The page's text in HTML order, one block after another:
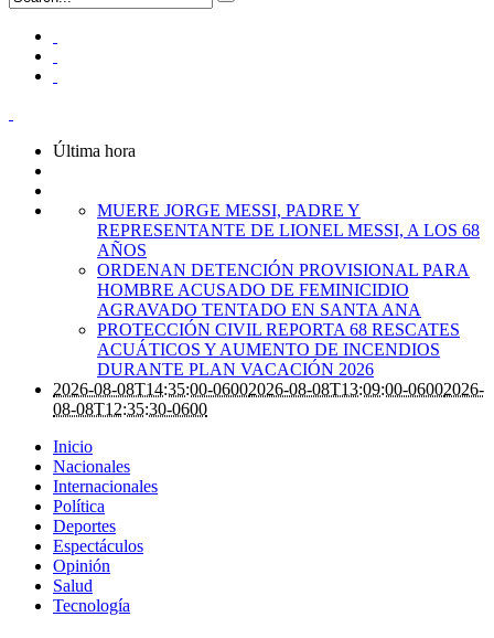
Última hora
MUERE JORGE MESSI, PADRE Y
REPRESENTANTE DE LIONEL MESSI, A LOS 68
AÑOS
ORDENAN DETENCIÓN PROVISIONAL PARA
HOMBRE ACUSADO DE FEMINICIDIO
AGRAVADO TENTADO EN SANTA ANA
PROTECCIÓN CIVIL REPORTA 68 RESCATES
ACUÁTICOS Y AUMENTO DE INCENDIOS
DURANTE PLAN VACACIÓN 2026
2026-08-08T14:35:00-06002026-08-08T13:09:00-06002026-
08-08T12:35:30-0600
Inicio
Nacionales
Internacionales
Política
Deportes
Espectáculos
Opinión
Salud
Tecnología